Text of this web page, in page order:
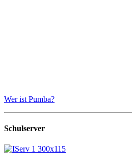
Wer ist Pumba?
Schulserver